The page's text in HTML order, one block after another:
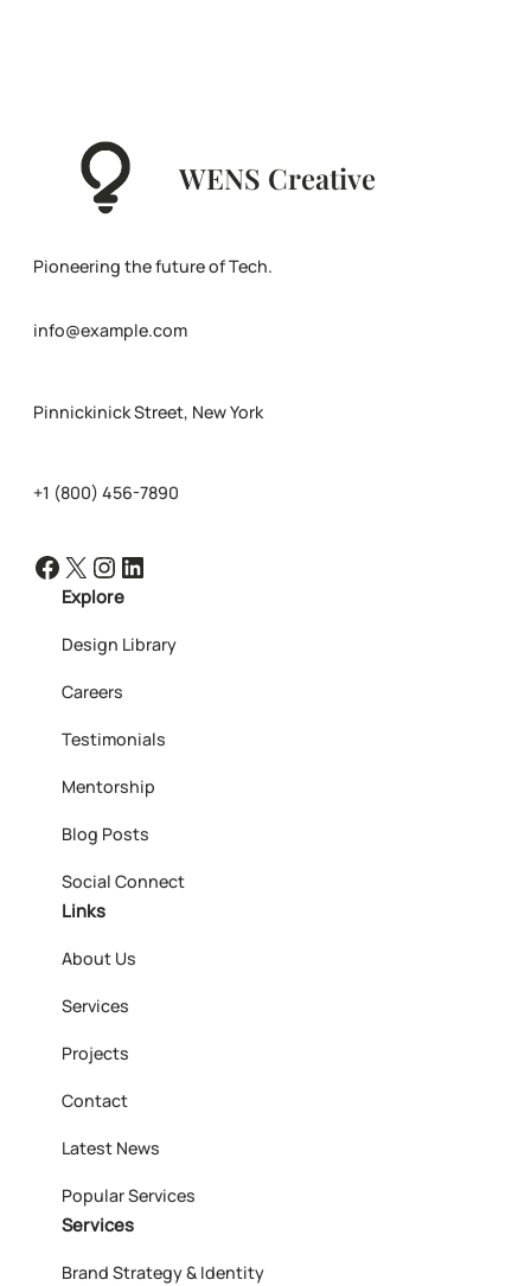
WENS Creative
Pioneering the future of Tech.
info@example.com
Pinnickinick Street, New York
+1 (800) 456-7890
Facebook X Instagram LinkedIn
Explore
Design Library
Careers
Testimonials
Mentorship
Blog Posts
Social Connect
Links
About Us
Services
Projects
Contact
Latest News
Popular Services
Services
Brand Strategy & Identity